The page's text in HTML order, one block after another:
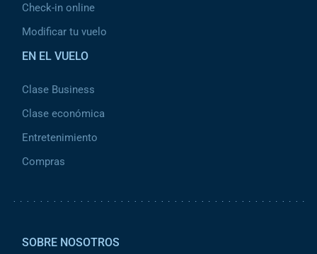
Check-in online
Modificar tu vuelo
EN EL VUELO
Clase Business
Clase económica
Entretenimiento
Compras
SOBRE NOSOTROS